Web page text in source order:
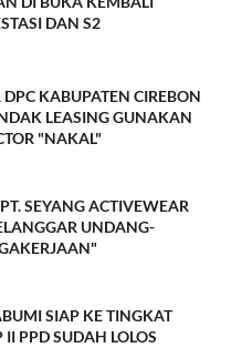
DAN S2
KABUPATEN CIREBON
LEASING GUNAKAN
"NAKAL"
SEYANG ACTIVEWEAR
UNDANG-
SIAP KE TINGKAT
PPD SUDAH LOLOS